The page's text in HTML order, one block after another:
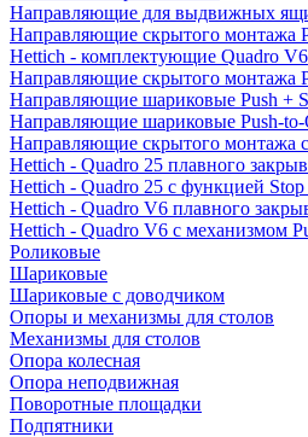
Направляющие для выдвижных
Направляющие скрытого монтажа
Hettich - комплектующие Quadro V6
Направляющие скрытого монтажа
Направляющие шариковые Push +
Направляющие шариковые Push-to-
Направляющие скрытого монтажа
Hettich - Quadro 25 плавного
Hettich - Quadro 25 с функцией
Hettich - Quadro V6 плавного
Hettich - Quadro V6 с механизмом
Роликовые
Шариковые
Шариковые с доводчиком
Опоры и механизмы для столов
Механизмы для столов
Опора колесная
Опора неподвижная
Поворотные площадки
Подпятники